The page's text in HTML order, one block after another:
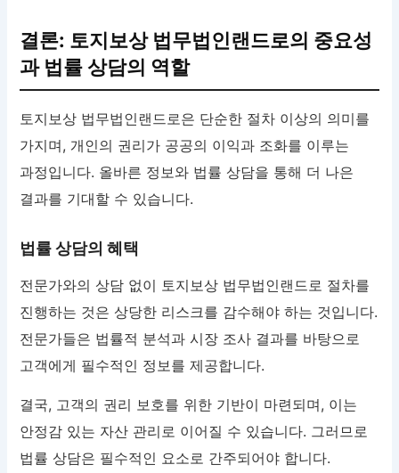
결론: 토지보상 법무법인랜드로의 중요성
과 법률 상담의 역할
토지보상 법무법인랜드로은 단순한 절차 이상의 의미를
가지며, 개인의 권리가 공공의 이익과 조화를 이루는
과정입니다. 올바른 정보와 법률 상담을 통해 더 나은
결과를 기대할 수 있습니다.
법률 상담의 혜택
전문가와의 상담 없이 토지보상 법무법인랜드로 절차를
진행하는 것은 상당한 리스크를 감수해야 하는 것입니다.
전문가들은 법률적 분석과 시장 조사 결과를 바탕으로
고객에게 필수적인 정보를 제공합니다.
결국, 고객의 권리 보호를 위한 기반이 마련되며, 이는
안정감 있는 자산 관리로 이어질 수 있습니다. 그러므로
법률 상담은 필수적인 요소로 간주되어야 합니다.